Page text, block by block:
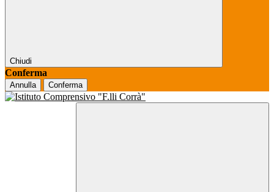
Chiudi
Conferma
Annulla Conferma